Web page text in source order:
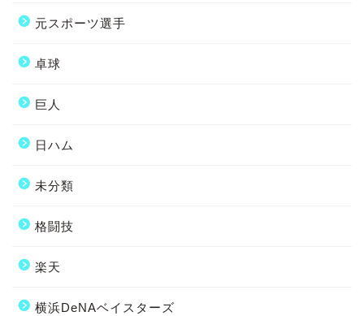
元スポーツ選手
卓球
巨人
日ハム
未分類
格闘技
楽天
横浜DeNAベイスターズ